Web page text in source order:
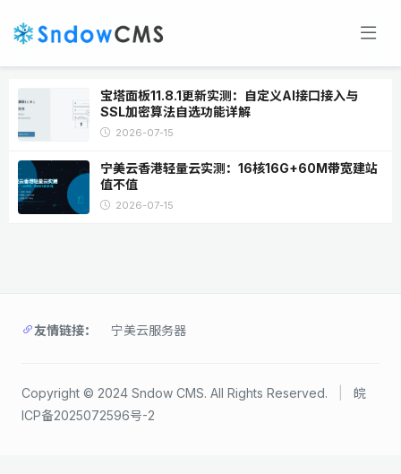
宝塔面板11.8.1更新实测：自定义AI接口接入与
SSL加密算法自选功能详解
2026-07-15
宁美云香港轻量云实测：16核16G+60M带宽建站
值不值
2026-07-15
友情链接： 宁美云服务器
Copyright © 2024 Sndow CMS. All Rights Reserved.
皖
ICP备2025072596号-2